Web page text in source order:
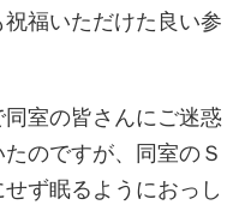
福いただけた良い参
室の皆さんにご迷惑
のですが、同室のＳ
ず眠るようにおっし